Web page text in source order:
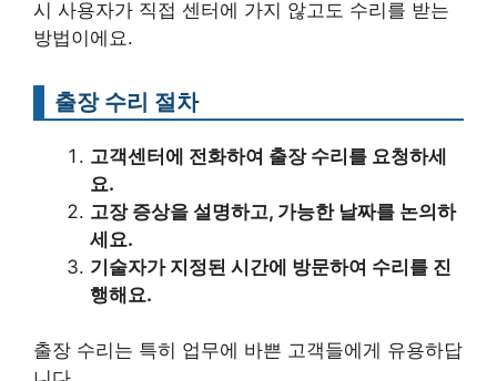
시 사용자가 직접 센터에 가지 않고도 수리를 받는
방법이에요.
출장 수리 절차
고객센터에 전화하여 출장 수리를 요청하세
요.
고장 증상을 설명하고, 가능한 날짜를 논의하
세요.
기술자가 지정된 시간에 방문하여 수리를 진
행해요.
출장 수리는 특히 업무에 바쁜 고객들에게 유용하답